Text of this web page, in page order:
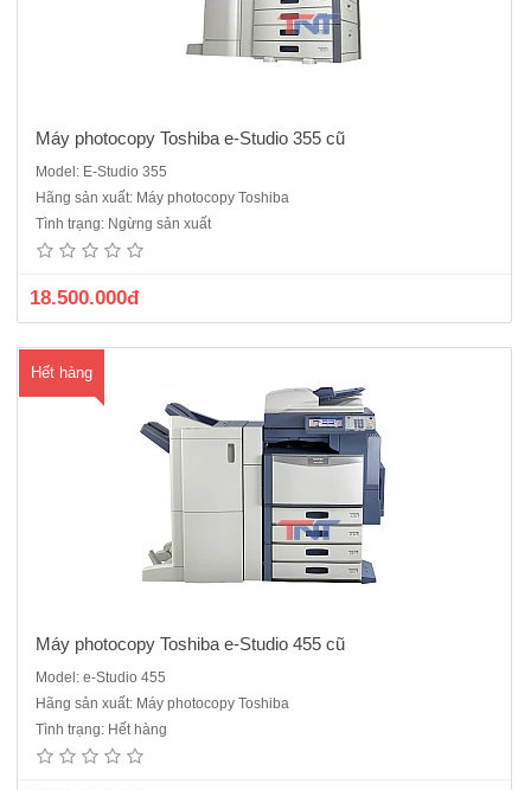
Máy photocopy Toshiba e-Studio 355 cũ
Model: E-Studio 355
Hãng sản xuất: Máy photocopy Toshiba
Tình trạng: Ngừng sản xuất
18.500.000đ
Hết hàng
Máy photocopy Toshiba e-Studio 455- Chức năng chính: Photocopy +
In + Scan màu- Tốc độ sao chụp: 45 tờ/phút- Khổ giấy sao chụp: A3 –
A5- Thời gian khởi động máy: 20 giây- Thời gian chụp bản đầu tiên:
3.7 giây- Độ phóng to thu nhỏ: 25% - 400%- C..
Máy photocopy Toshiba e-Studio 455 cũ
Model: e-Studio 455
Hãng sản xuất: Máy photocopy Toshiba
Tình trạng: Hết hàng
Máy Photocopy Toshiba e-Studio 352- Chức năng chính: Copy + In
mạng + Scan trắng đen- Tốc độ sao chụp: 35 bản/phút, khổ giấy lớn
nhất: A3- Sao chụp liên tục: 999 tờ- Zoom: 25% - 400 %- Chức năng
chia bộ điện tử: Có sẵn- Dung lượng bộ nhớ..